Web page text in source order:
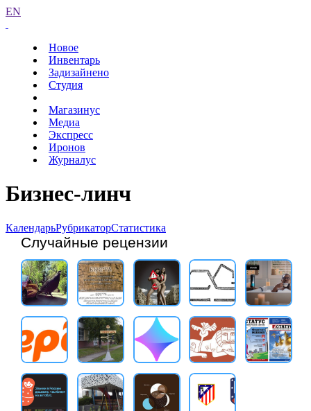
EN
Новое
Инвентарь
Задизайнено
Студия
Магазинус
Медиа
Экспресс
Иронов
Журналус
Бизнес-линч
КалендарьРубрикаторСтатистика
Случайные рецензии